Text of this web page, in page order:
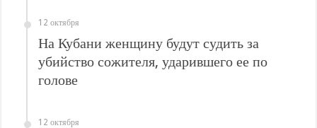
12 октября
На Кубани женщину будут судить за
убийство сожителя, ударившего ее по
голове
12 октября